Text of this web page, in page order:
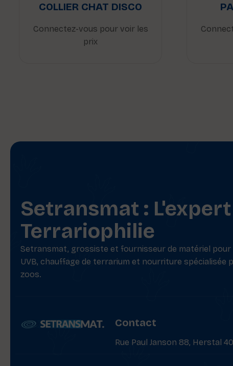
COLLIER CHAT DISCO
Connectez-vous pour voir les
prix
Setransmat : L'expert
Terrariophilie
Setransmat, grossiste et fournisseur de matériel pour
UVB, chauffage de terrarium et nourriture spécialisée
zoos.
Contact
Rue Paul Janson 88, Herstal